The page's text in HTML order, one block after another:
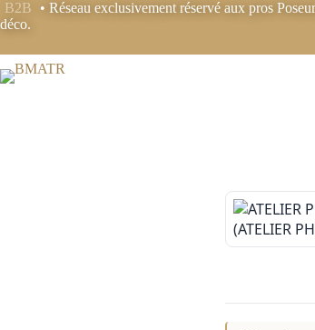
Passer
au
B2B
• Réseau exclusivement réservé aux pros
déco.